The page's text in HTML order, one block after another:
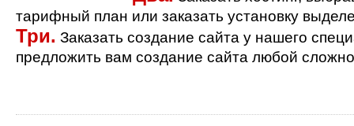
тарифный план или заказать установку
Три. Заказать создание сайта у нашего
предложить вам создание сайта любой